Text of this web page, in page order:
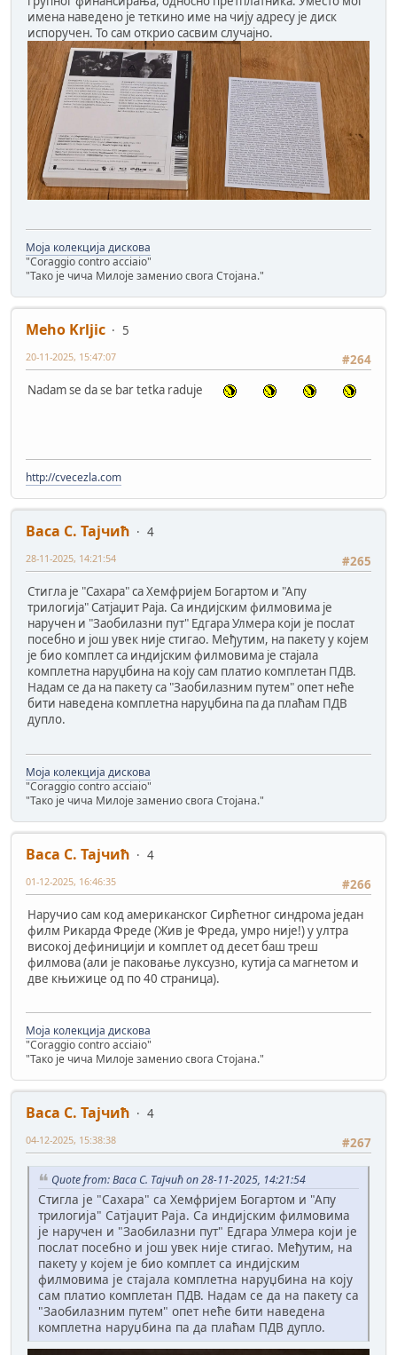
имена наведено је теткино име на чију адресу је диск
испоручен. То сам открио сасвим случајно.
Моја колекција дискова
"Coraggio contro acciaio"
"Тако је чича Милоје заменио свога Стојана."
Meho Krljic
5
#264
20-11-2025, 15:47:07
Nadam se da se bar tetka raduje
http://cvecezla.com
Васа С. Тајчић
4
#265
28-11-2025, 14:21:54
Стигла је "Сахара" са Хемфријем Богартом и "Апу
трилогија" Сатјаџит Раја. Са индијским филмовима је
наручен и "Заобилазни пут" Едгара Улмера који је послат
посебно и још увек није стигао. Међутим, на пакету у којем
је био комплет са индијским филмовима је стајала
комплетна наруџбина на коју сам платио комплетан ПДВ.
Надам се да на пакету са "Заобилазним путем" опет неће
бити наведена комплетна наруџбина па да плаћам ПДВ
дупло.
Моја колекција дискова
"Coraggio contro acciaio"
"Тако је чича Милоје заменио свога Стојана."
Васа С. Тајчић
4
#266
01-12-2025, 16:46:35
Наручио сам код американског Сирћетног синдрома један
филм Рикарда Фреде (Жив је Фреда, умро није!) у ултра
високој дефиницији и комплет од десет баш треш
филмова (али је паковање луксузно, кутија са магнетом и
две књижице од по 40 страница).
Моја колекција дискова
"Coraggio contro acciaio"
"Тако је чича Милоје заменио свога Стојана."
Васа С. Тајчић
4
#267
04-12-2025, 15:38:38
Quote from: Васа С. Тајчић on 28-11-2025, 14:21:54
Стигла је "Сахара" са Хемфријем Богартом и "Апу
трилогија" Сатјаџит Раја. Са индијским филмовима
је наручен и "Заобилазни пут" Едгара Улмера који је
послат посебно и још увек није стигао. Међутим, на
пакету у којем је био комплет са индијским
филмовима је стајала комплетна наруџбина на коју
сам платио комплетан ПДВ. Надам се да на пакету са
"Заобилазним путем" опет неће бити наведена
комплетна наруџбина па да плаћам ПДВ дупло.